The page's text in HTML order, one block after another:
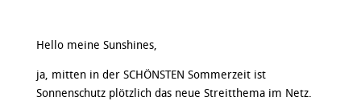
Hello meine Sunshines,
ja, mitten in der SCHÖNSTEN Sommerzeit ist
Sonnenschutz plötzlich das neue Streitthema im Netz.